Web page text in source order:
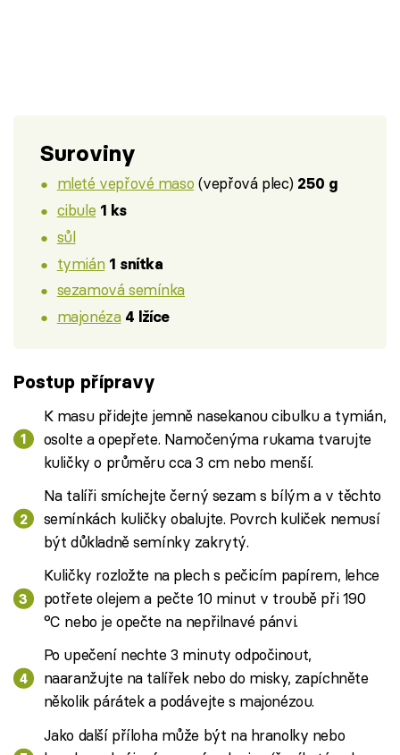
Suroviny
mleté vepřové maso (vepřová plec) 250 g
cibule 1 ks
sůl
tymián 1 snítka
sezamová semínka
majonéza 4 lžíce
Postup přípravy
K masu přidejte jemně nasekanou cibulku a tymián,
osolte a opepřete. Namočenýma rukama tvarujte
kuličky o průměru cca 3 cm nebo menší.
Na talíři smíchejte černý sezam s bílým a v těchto
semínkách kuličky obalujte. Povrch kuliček nemusí
být důkladně semínky zakrytý.
Kuličky rozložte na plech s pečicím papírem, lehce
potřete olejem a pečte 10 minut v troubě při 190
°C nebo je opečte na nepřilnavé pánvi.
Po upečení nechte 3 minuty odpočinout,
naaranžujte na talířek nebo do misky, zapíchněte
několik párátek a podávejte s majonézou.
Jako další příloha může být na hranolky nebo